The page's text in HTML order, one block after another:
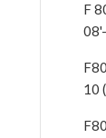
F
10